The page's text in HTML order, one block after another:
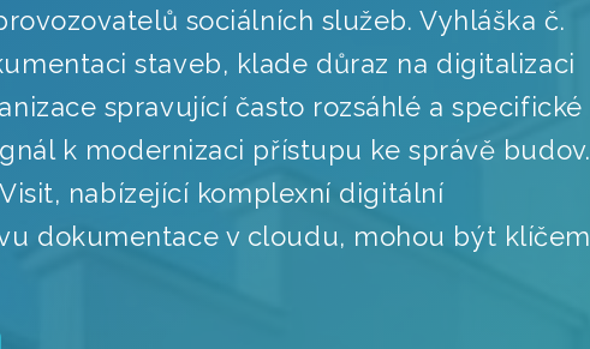
sociálních služeb. Vyhláška č.
staveb, klade důraz na digitalizaci
spravující často rozsáhlé a specifické
k modernizaci přístupu ke správě budov.
nabízející komplexní digitální
dokumentace v cloudu, mohou být klíčem